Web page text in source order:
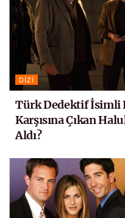
DIZI
Türk Dedektif İsimli
Karşısına Çıkan
Aldı?